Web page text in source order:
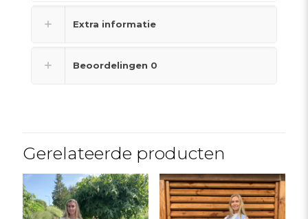
Extra informatie
Beoordelingen 0
Gerelateerde producten